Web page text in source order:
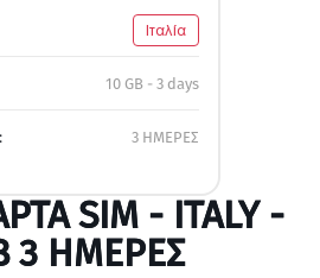
Ιταλία
10 GB - 3 days
3 ΗΜΕΡΕΣ
SIM - ITALY -
3 ΗΜΕΡΕΣ